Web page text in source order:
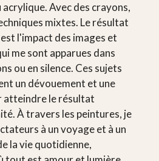
Avec des crayons,
mixtes. Le résultat
l'impact des images et
me sont apparues dans
ou en silence. Ces sujets
un dévouement et une
atteindre le résultat
À travers les peintures, je
à un voyage et à un
la vie quotidienne,